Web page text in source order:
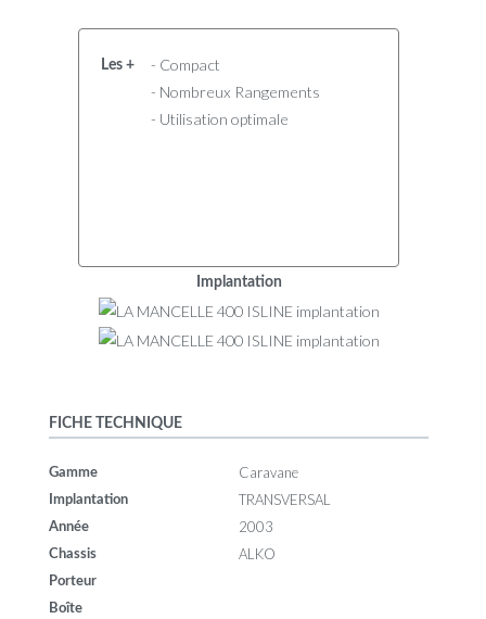
Les +
- Compact
- Nombreux Rangements
- Utilisation optimale
Implantation
FICHE TECHNIQUE
Gamme Caravane
Implantation TRANSVERSAL
Année 2003
Chassis ALKO
Porteur
Boîte